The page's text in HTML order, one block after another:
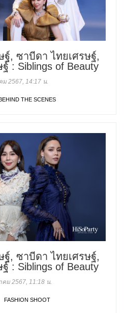
, ซาบีดา ไทยเศรษฐ์,
: Siblings of Beauty
ม 2567, 14:17 น.
BEHIND THE SCENES
, ซาบีดา ไทยเศรษฐ์,
: Siblings of Beauty
คม 2567, 11:18 น.
FASHION SHOOT